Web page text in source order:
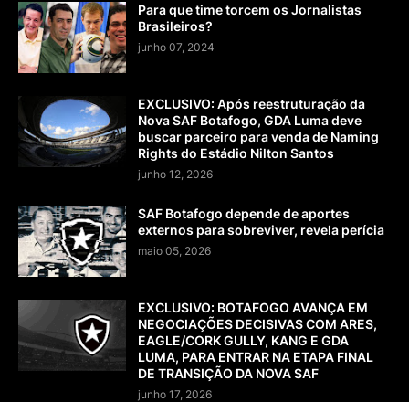
Para que time torcem os Jornalistas
Brasileiros?
junho 07, 2024
EXCLUSIVO: Após reestruturação da
Nova SAF Botafogo, GDA Luma deve
buscar parceiro para venda de Naming
Rights do Estádio Nilton Santos
junho 12, 2026
SAF Botafogo depende de aportes
externos para sobreviver, revela perícia
maio 05, 2026
EXCLUSIVO: BOTAFOGO AVANÇA EM
NEGOCIAÇÕES DECISIVAS COM ARES,
EAGLE/CORK GULLY, KANG E GDA
LUMA, PARA ENTRAR NA ETAPA FINAL
DE TRANSIÇÃO DA NOVA SAF
junho 17, 2026